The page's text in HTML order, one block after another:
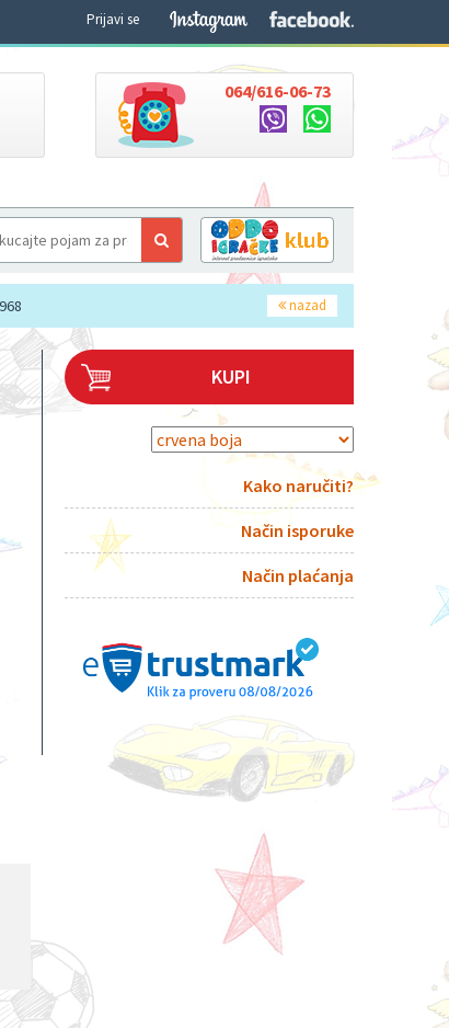
Prijavi se
064/616-06-73
nazad
KUPI
Kako naručiti?
Način isporuke
Način plaćanja